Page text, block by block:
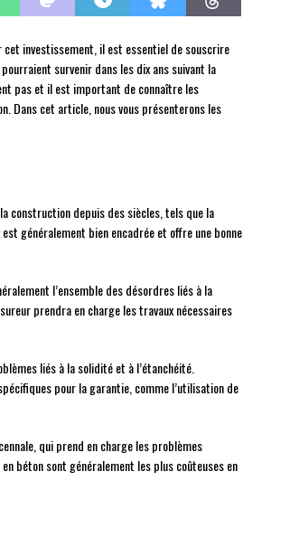
investissement, il est essentiel de souscrire
survenir dans les dix ans suivant la
pas et il est important de connaître les
Dans cet article, nous vous présenterons les
construction depuis des siècles, tels que la
généralement bien encadrée et offre une bonne
l’ensemble des désordres liés à la
prendra en charge les travaux nécessaires
liés à la solidité et à l’étanchéité.
pour la garantie, comme l’utilisation de
qui prend en charge les problèmes
béton sont généralement les plus coûteuses en